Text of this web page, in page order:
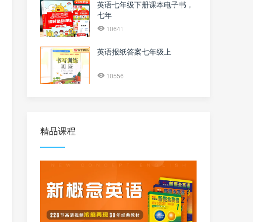
英语七年级下册课本电子书，
七年
10641
英语报纸答案七年级上
10556
精品课程